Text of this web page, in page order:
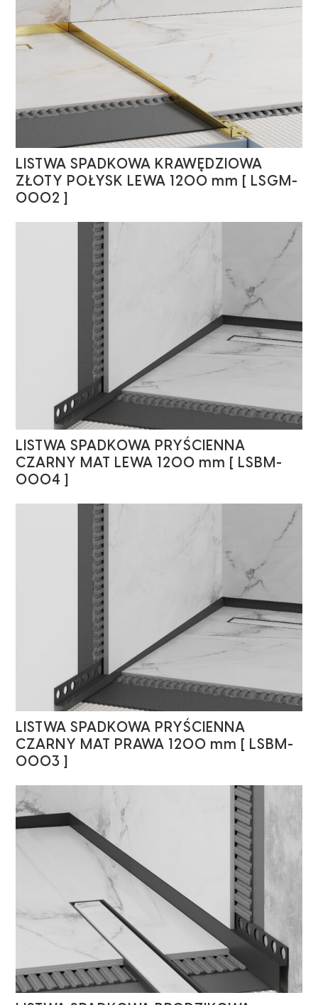
LISTWA SPADKOWA KRAWĘDZIOWA
ZŁOTY POŁYSK LEWA 1200 mm [ LSGM-
0002 ]
LISTWA SPADKOWA PRYŚCIENNA
CZARNY MAT LEWA 1200 mm [ LSBM-
0004 ]
LISTWA SPADKOWA PRYŚCIENNA
CZARNY MAT PRAWA 1200 mm [ LSBM-
0003 ]